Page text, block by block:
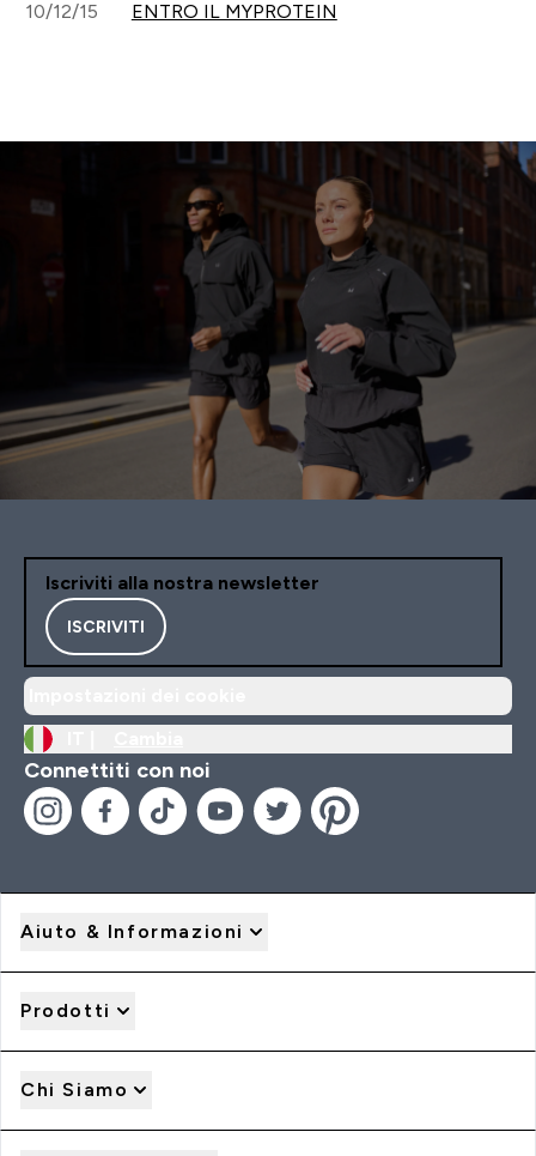
10/12/15 ENTRO IL MYPROTEIN
Iscriviti alla nostra newsletter
ISCRIVITI
Connettiti con noi
Aiuto & Informazioni
Prodotti
Chi Siamo